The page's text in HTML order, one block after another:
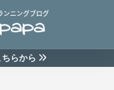
らから